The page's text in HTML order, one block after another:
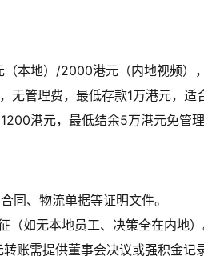
（本地）/2000港元（内地视频）
无管理费，最低存款1万港元，适
港元，最低结余5万港元免管
同、物流单据等证明文件。
（如无本地员工、决策全在内地）
账需提供董事会决议或强积金记录